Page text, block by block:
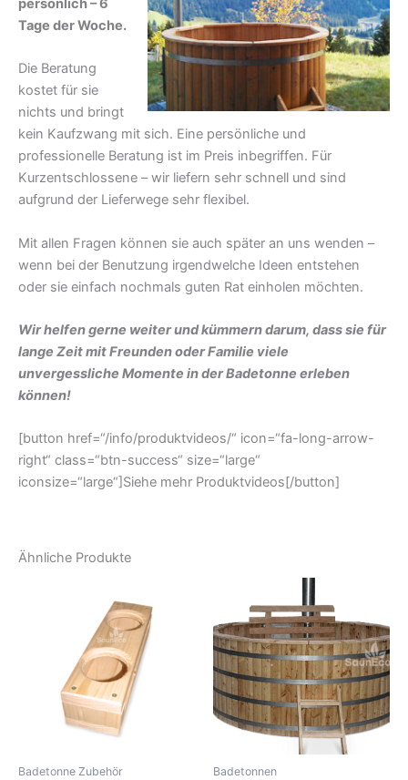
persönlich – 6
Tage der Woche.
Die Beratung
kostet für sie
nichts und bringt
kein Kaufzwang mit sich. Eine persönliche und
professionelle Beratung ist im Preis inbegriffen. Für
Kurzentschlossene – wir liefern sehr schnell und sind
aufgrund der Lieferwege sehr flexibel.
Mit allen Fragen können sie auch später an uns wenden –
wenn bei der Benutzung irgendwelche Ideen entstehen
oder sie einfach nochmals guten Rat einholen möchten.
Wir helfen gerne weiter und kümmern darum, dass sie für
lange Zeit mit Freunden oder Familie viele
unvergessliche Momente in der Badetonne erleben
können!
[button href=“/info/produktvideos/“ icon=“fa-long-arrow-
right“ class=“btn-success“ size=“large“
iconsize=“large“]Siehe mehr Produktvideos[/button]
Ähnliche Produkte
Badetonne Zubehör Badetonnen